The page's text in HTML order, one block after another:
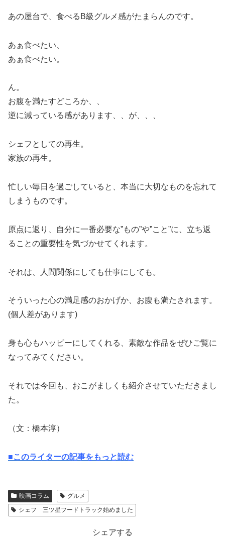
あの屋台で、食べるB級グルメ感がたまらんのです。
あぁ食べたい、
あぁ食べたい。
ん。
お腹を満たすどころか、、
逆に減っている感があります、、が、、、
シェフとしての再生。
家族の再生。
忙しい毎日を過ごしていると、本当に大切なものを忘れて
しまうものです。
原点に返り、自分に一番必要な”もの”や”こと”に、立ち返
ることの重要性を気づかせてくれます。
それは、人間関係にしても仕事にしても。
そういった心の満足感のおかげか、お腹も満たされます。
(個人差があります)
身も心もハッピーにしてくれる、素敵な作品をぜひご覧に
なってみてください。
それでは今回も、おこがましくも紹介させていただきまし
た。
（文：橋本淳）
■このライターの記事をもっと読む
映画コラム
グルメ
シェフ 三ツ星フードトラック始めました
シェアする